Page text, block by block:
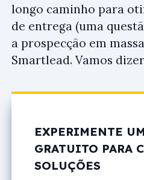
longo caminho para
de entrega (uma
a prospecção em
Smartlead. Vamos
EXPERIMENTE
GRATUITO PARA
SOLUÇÕES